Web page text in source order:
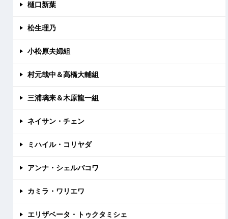
樋口新葉
松生理乃
小松原夫婦組
村元哉中＆高橋大輔組
三浦璃来＆木原龍一組
ネイサン・チェン
ミハイル・コリヤダ
アンナ・シェルバコワ
カミラ・ワリエワ
エリザベータ・トゥクタミシェ